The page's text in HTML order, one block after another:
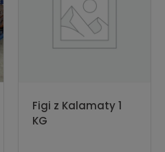
Figi z Kalamaty 1
KG